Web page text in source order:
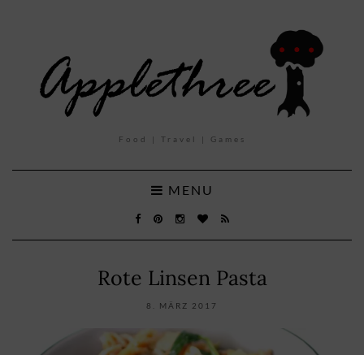
Food | Travel | Games
MENU
Rote Linsen Pasta
8. MÄRZ 2017